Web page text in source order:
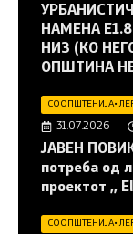
НАМЕНА
НИЗ (КО
ОПШТИНА
СООПШТЕНИЈА•
31.07.2026
JАВЕН
потреба од
проектот ,,
СООПШТЕНИЈА•